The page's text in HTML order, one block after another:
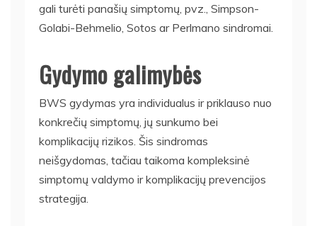
gali turėti panašių simptomų, pvz., Simpson-
Golabi-Behmelio, Sotos ar Perlmano sindromai.
Gydymo galimybės
BWS gydymas yra individualus ir priklauso nuo
konkrečių simptomų, jų sunkumo bei
komplikacijų rizikos. Šis sindromas
neišgydomas, tačiau taikoma kompleksinė
simptomų valdymo ir komplikacijų prevencijos
strategija.